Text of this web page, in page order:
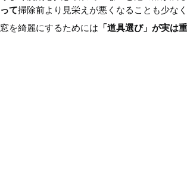
って掃除前より見栄えが悪くなることも少なく
窓を綺麗にするためには 「道具選び」が実は